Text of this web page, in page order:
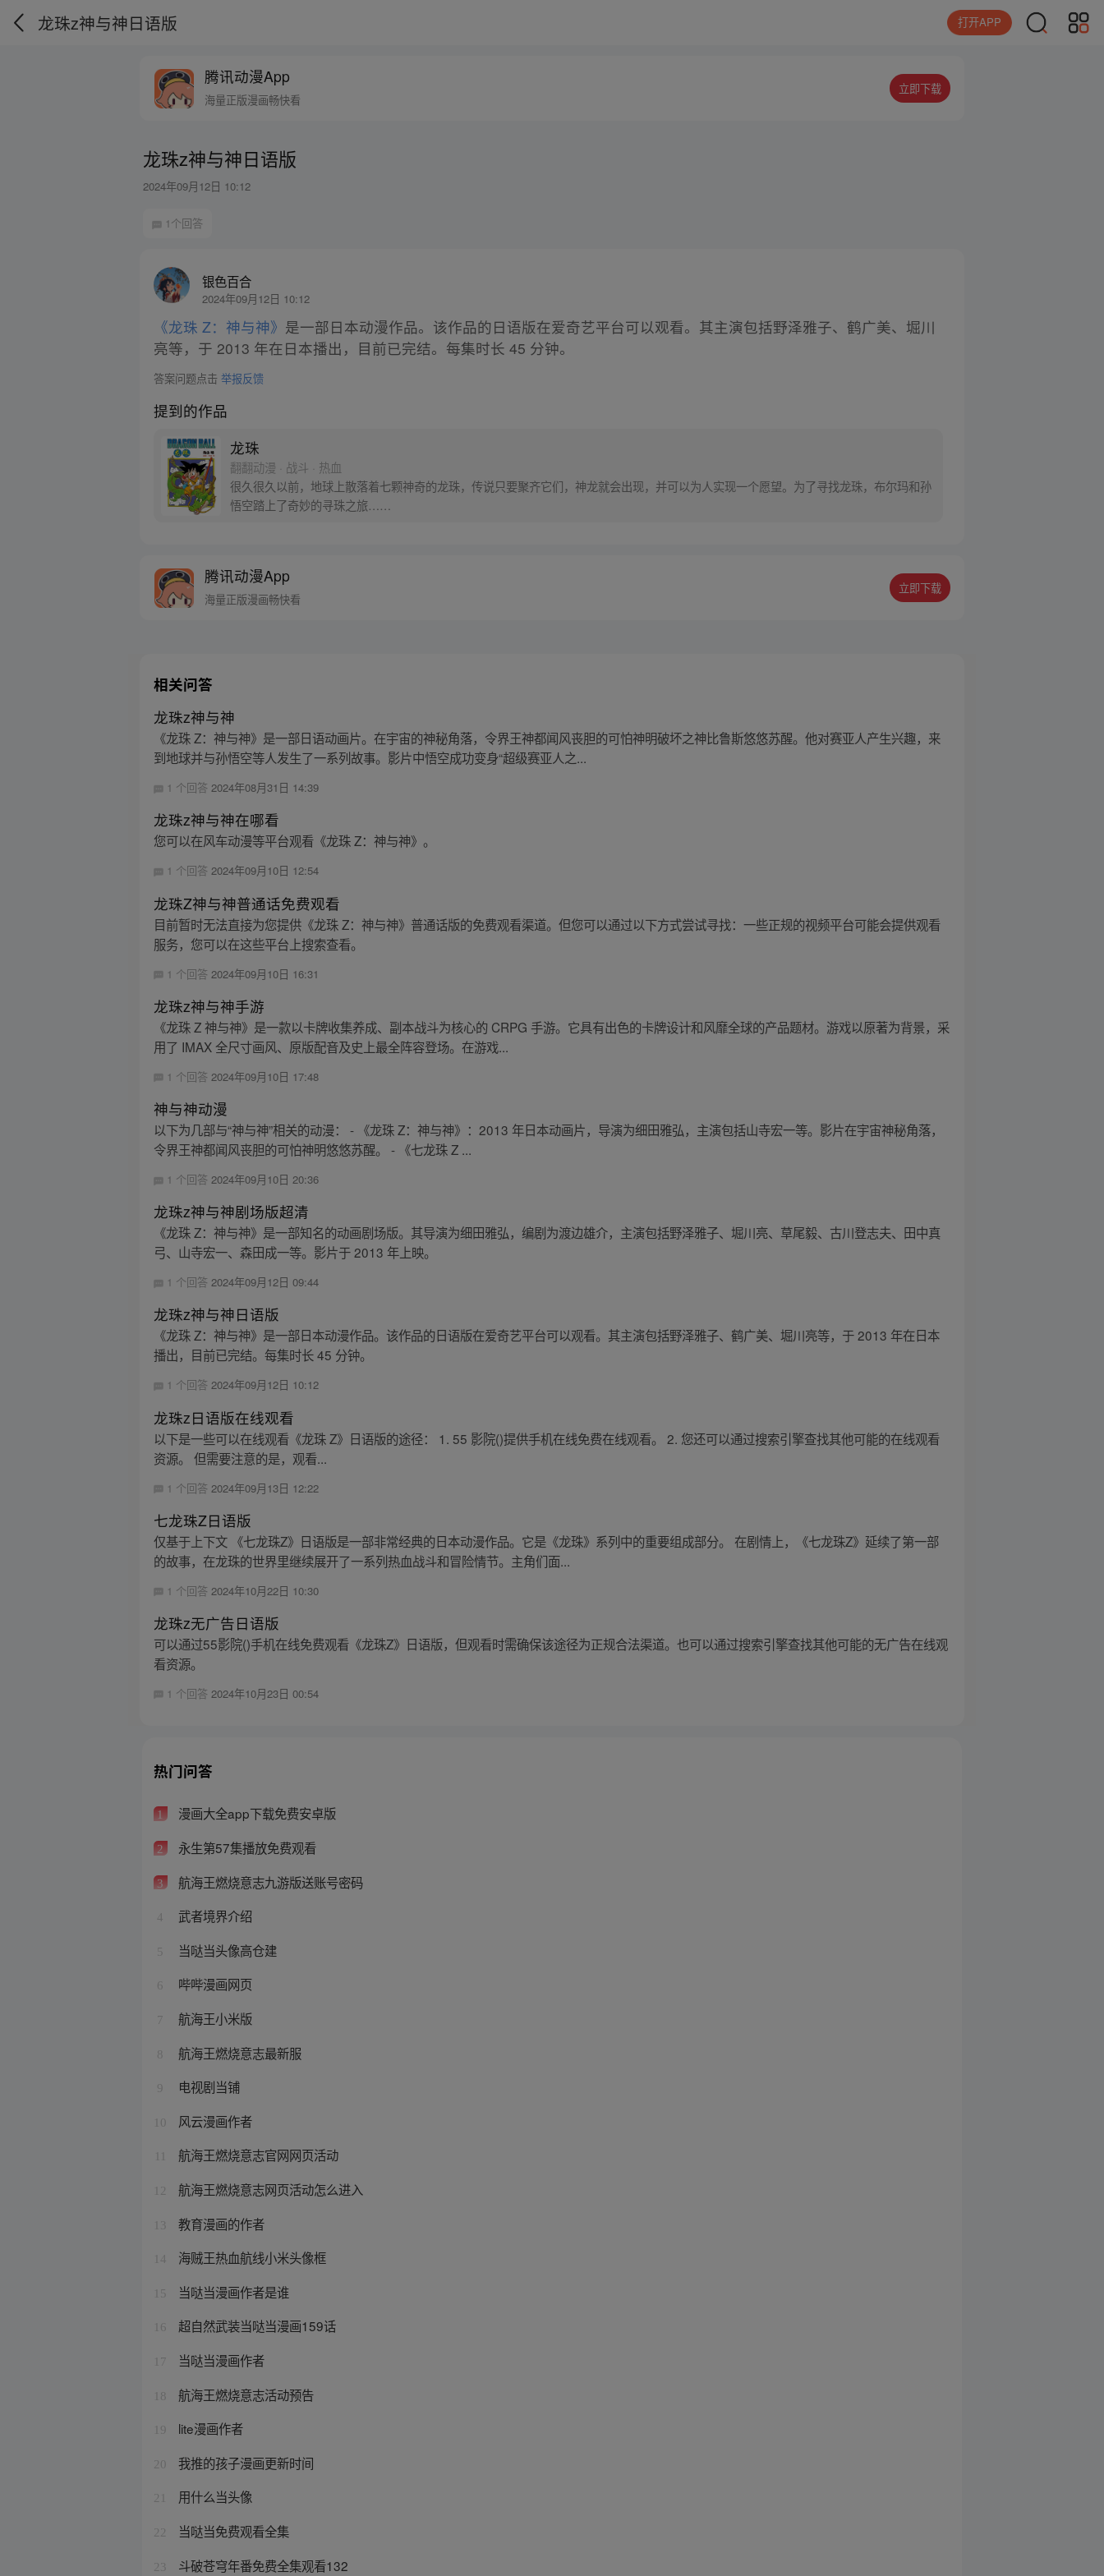
龙珠z神与神日语版 打开APP
腾讯动漫App
海量正版漫画畅快看
立即下载
龙珠z神与神日语版
2024年09月12日 10:12
1个回答
银色百合
2024年09月12日 10:12
《龙珠 Z：神与神》 是一部日本动漫作品。该作品的日语版在爱奇艺平台可以观看。其主演包括野泽雅子、鹤广美、堀川
亮等，于 2013 年在日本播出，目前已完结。每集时长 45 分钟。
答案问题点击举报反馈
提到的作品
龙珠
翻翻动漫 · 战斗 · 热血
很久很久以前，地球上散落着七颗神奇的龙珠，传说只要聚齐它们，神龙就会出现，并可以为人实现一个愿望。为了寻找龙珠，布尔玛和孙
悟空踏上了奇妙的寻珠之旅……
腾讯动漫App
海量正版漫画畅快看
立即下载
相关问答
龙珠z神与神
《龙珠 Z：神与神》是一部日语动画片。在宇宙的神秘角落，令界王神都闻风丧胆的可怕神明破坏之神比鲁斯悠悠苏醒。他对赛亚人产生兴趣，来
到地球并与孙悟空等人发生了一系列故事。影片中悟空成功变身“超级赛亚人之...
1 个回答2024年08月31日 14:39
龙珠z神与神在哪看
您可以在风车动漫等平台观看《龙珠 Z：神与神》。
1 个回答2024年09月10日 12:54
龙珠Z神与神普通话免费观看
目前暂时无法直接为您提供《龙珠 Z：神与神》普通话版的免费观看渠道。但您可以通过以下方式尝试寻找：一些正规的视频平台可能会提供观看
服务，您可以在这些平台上搜索查看。
1 个回答 2024年09月10日 16:31
龙珠z神与神手游
《龙珠 Z 神与神》是一款以卡牌收集养成、副本战斗为核心的 CRPG 手游。它具有出色的卡牌设计和风靡全球的产品题材。游戏以原著为背景，采
用了 IMAX 全尺寸画风、原版配音及史上最全阵容登场。在游戏...
1 个回答 2024年09月10日 17:48
神与神动漫
以下为几部与“神与神”相关的动漫： - 《龙珠 Z：神与神》：2013 年日本动画片，导演为细田雅弘，主演包括山寺宏一等。影片在宇宙神秘角落，
令界王神都闻风丧胆的可怕神明悠悠苏醒。 - 《七龙珠 Z ...
1 个回答2024年09月10日 20:36
龙珠z神与神剧场版超清
《龙珠 Z：神与神》是一部知名的动画剧场版。其导演为细田雅弘，编剧为渡边雄介，主演包括野泽雅子、堀川亮、草尾毅、古川登志夫、田中真
弓、山寺宏一、森田成一等。影片于 2013 年上映。
1 个回答2024年09月12日 09:44
龙珠z神与神日语版
《龙珠 Z：神与神》是一部日本动漫作品。该作品的日语版在爱奇艺平台可以观看。其主演包括野泽雅子、鹤广美、堀川亮等，于 2013 年在日本
播出，目前已完结。每集时长 45 分钟。
1 个回答2024年09月12日 10:12
龙珠z日语版在线观看
以下是一些可以在线观看《龙珠 Z》日语版的途径： 1. 55 影院()提供手机在线免费在线观看。 2. 您还可以通过搜索引擎查找其他可能的在线观看
资源。 但需要注意的是，观看...
1 个回答 2024年09月13日 12:22
七龙珠Z日语版
仅基于上下文 《七龙珠Z》日语版是一部非常经典的日本动漫作品。它是《龙珠》系列中的重要组成部分。 在剧情上，《七龙珠Z》延续了第一部
的故事，在龙珠的世界里继续展开了一系列热血战斗和冒险情节。主角们面...
1 个回答 2024年10月22日 10:30
龙珠z无广告日语版
可以通过55影院()手机在线免费观看《龙珠Z》日语版，但观看时需确保该途径为正规合法渠道。也可以通过搜索引擎查找其他可能的无广告在线观
看资源。
1 个回答2024年10月23日 00:54
热门问答
1 漫画大全app下载免费安卓版
2 永生第57集播放免费观看
3 航海王燃烧意志九游版送账号密码
4 武者境界介绍
5 当哒当头像高仓建
6 哔哔漫画网页
7 航海王小米版
8 航海王燃烧意志最新服
9 电视剧当铺
10 风云漫画作者
航海王燃烧意志官网网页活动
12 航海王燃烧意志网页活动怎么进入
13 教育漫画的作者
14 海贼王热血航线小米头像框
15 当哒当漫画作者是谁
16 超自然武装当哒当漫画159话
17 当哒当漫画作者
18 航海王燃烧意志活动预告
19 lite漫画作者
20 我推的孩子漫画更新时间
21 用什么当头像
22 当哒当免费观看全集
23 斗破苍穹年番免费全集观看132